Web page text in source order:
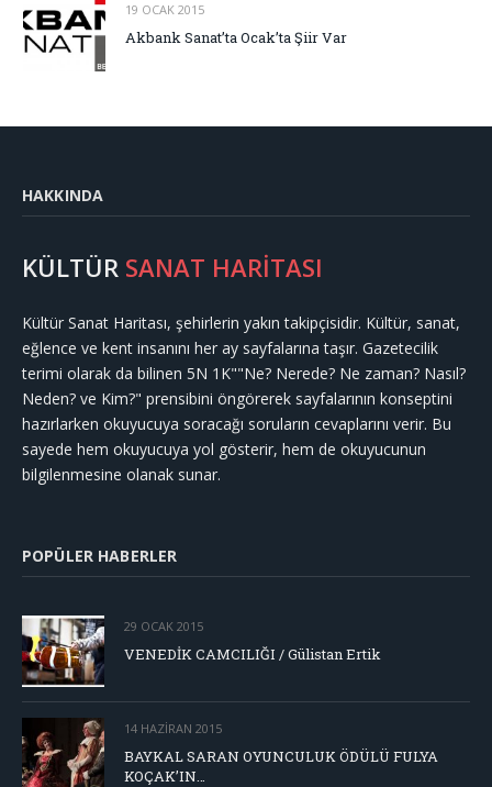
19 OCAK 2015
Akbank Sanat’ta Ocak’ta Şiir Var
HAKKINDA
KÜLTÜR SANAT HARİTASI
Kültür Sanat Haritası, şehirlerin yakın takipçisidir. Kültür, sanat,
eğlence ve kent insanını her ay sayfalarına taşır. Gazetecilik
terimi olarak da bilinen 5N 1K""Ne? Nerede? Ne zaman? Nasıl?
Neden? ve Kim?" prensibini öngörerek sayfalarının konseptini
hazırlarken okuyucuya soracağı soruların cevaplarını verir. Bu
sayede hem okuyucuya yol gösterir, hem de okuyucunun
bilgilenmesine olanak sunar.
POPÜLER HABERLER
29 OCAK 2015
VENEDİK CAMCILIĞI / Gülistan Ertik
14 HAZIRAN 2015
BAYKAL SARAN OYUNCULUK ÖDÜLÜ FULYA
KOÇAK’IN…